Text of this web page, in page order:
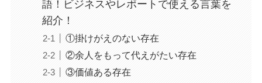
語！ビジネスやレポートで使える言葉を
紹介！
①掛けがえのない存在
②余人をもって代えがたい存在
③価値ある存在